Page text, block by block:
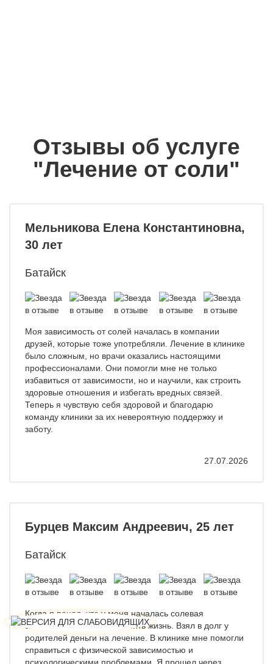
Отзывы об услуге
"Лечение от соли"
Мельникова Елена Константиновна,
30 лет
Батайск
Моя зависимость от солей началась в компании
друзей, которые тоже употребляли. Лечение в клинике
было сложным, но врачи оказались настоящими
профессионалами. Они помогли мне не только
избавиться от зависимости, но и научили, как строить
здоровые отношения и избегать вредных связей.
Теперь я чувствую себя здоровой и благодарю
команду клиники за их невероятную поддержку и
заботу.
27.07.2026
Бурцев Максим Андреевич, 25 лет
Батайск
Когда я понял, что у меня началась солевая
зависимость, решил изменить жизнь. Взял в долг у
родителей деньги на лечение. В клинике мне помогли
справиться с физической зависимостью и